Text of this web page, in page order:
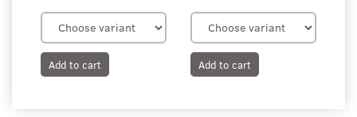
Add to cart Add to cart